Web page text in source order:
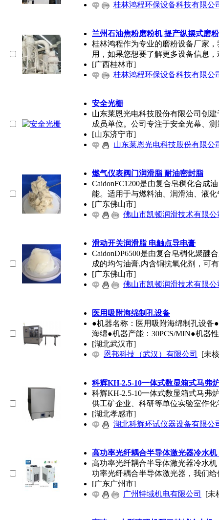
桂林鸿程环保设备科技有限公
兰州石油焦粉磨粉机 提产纵摆式磨
桂林鸿程作为专业的磨粉设备厂家
用，如果您想要了解更多设备信息，
[广西桂林市]
桂林鸿程环保设备科技有限公
安全光栅
山东莱恩光电科技股份有限公司创
成员单位。公司专注于安全光幕、测
[山东济宁市]
山东莱恩光电科技股份有限公
燃气仪表阀门润滑脂 耐油密封脂
CaidonFC1200是由复合皂稠化合成
能。适用于与燃料油、润滑油、液化
[广东佛山市]
佛山市凯顿润滑技术有限公
滑动开关润滑脂 电触点导电膏
CaidonDP6500是由复合皂稠化聚醚
成的均匀油膏,内含铜抗氧化剂，可
[广东佛山市]
佛山市凯顿润滑技术有限公
医用吸附海绵制孔设备
●机器名称：医用吸附海绵制孔设备
海绵●机器产能：30PCS/MIN●机器
[湖北武汉市]
恩邦科技（武汉）有限公司
[未
科辉KH-2.5-10一体式数显箱式马弗
科辉KH-2.5-10一体式数显箱式马弗
供工矿企业、科研等单位实验室作化
[湖北孝感市]
湖北科辉环试仪器设备有限公
高功率光纤耦合半导体激光器冷水
高功率光纤耦合半导体激光器冷水
功率光纤耦合半导体激光器，我们给
[广东广州市]
广州特域机电有限公司
[未